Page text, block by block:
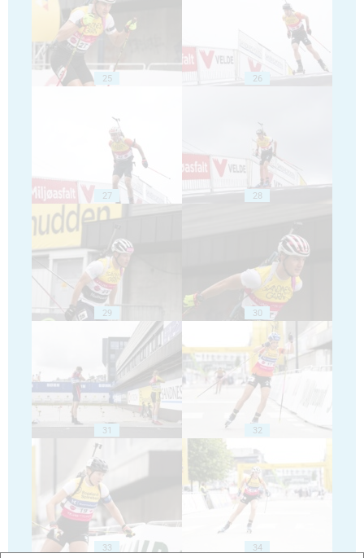
25 26
27 28
29 30
31 32
33 34